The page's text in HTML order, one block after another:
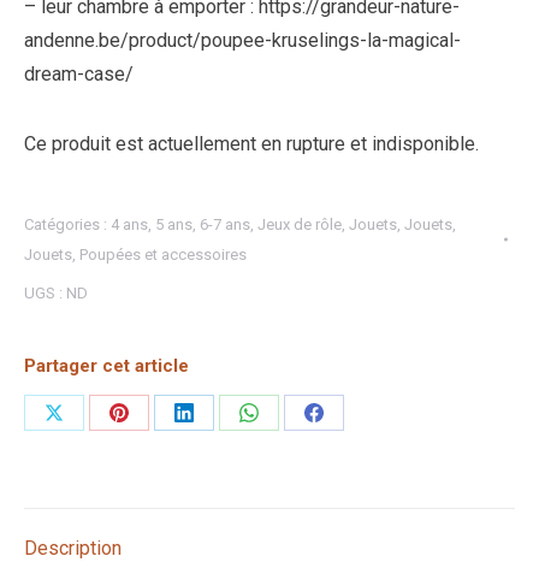
– leur chambre à emporter : https://grandeur-nature-
andenne.be/product/poupee-kruselings-la-magical-
dream-case/
Ce produit est actuellement en rupture et indisponible.
Catégories : 4 ans 5 ans 6-7 ans Jeux de rôle Jouets Jouets
Jouets Poupées et accessoires
UGS : ND
Partager cet article
PartagerPartagerPartagerPartagerPartager
Description